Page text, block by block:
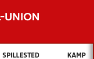
Hvad vil du søge efter?
SPILLESTED KAMP